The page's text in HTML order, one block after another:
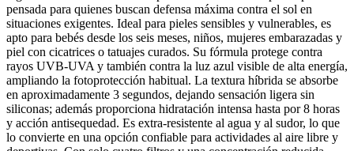
pensada para quienes buscan defensa máxima contra el sol en
situaciones exigentes. Ideal para pieles sensibles y vulnerables, es
apto para bebés desde los seis meses, niños, mujeres embarazadas y
piel con cicatrices o tatuajes curados. Su fórmula protege contra
rayos UVB-UVA y también contra la luz azul visible de alta energía,
ampliando la fotoprotección habitual. La textura híbrida se absorbe
en aproximadamente 3 segundos, dejando sensación ligera sin
siliconas; además proporciona hidratación intensa hasta por 8 horas
y acción antisequedad. Es extra-resistente al agua y al sudor, lo que
lo convierte en una opción confiable para actividades al aire libre y